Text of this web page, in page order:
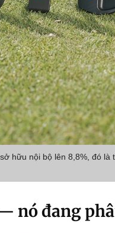
hữu nội bộ lên 8,8%, đó là
nó đang